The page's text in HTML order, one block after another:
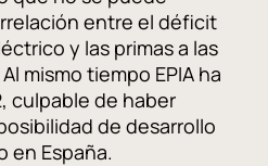
entre el déficit
y las primas a las
mismo tiempo EPIA ha
culpable de haber
de desarrollo
en España.